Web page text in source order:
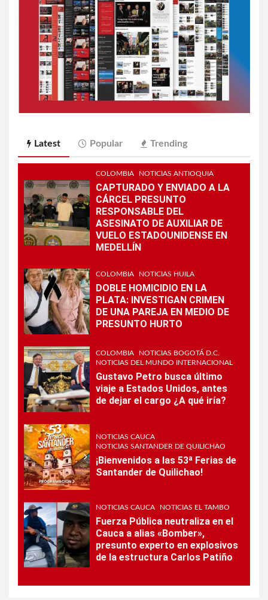
Latest Popular Trending
COLOMBIA NOTICIAS ANTIOQUIA
CAPTURADO Y ENVIADO A LA
CÁRCEL PRESUNTO
RESPONSABLE DEL
ASESINATO DE AUXILIAR DE
VUELO ESTADOUNIDENSE EN
MEDELLÍN
COLOMBIA NOTICIAS HUILA
DOBLE HOMICIDIO EN LA
PLATA: INVESTIGAN CRIMEN
DE UNA PAREJA EN MEDIO DE
PRESUNTO HURTO
COLOMBIA
NOTICIAS BOGOTÁ D.C.
NOTICIAS DEL MUNDO INTERNACIONAL
Gustavo Petro busca último
viaje a Estados Unidos, antes
de dejar el cargo ¿A qué iría?
NOTICIAS CAUCA
NOTICIAS SANTANDER DE QUILICHAO
¡Bienvenidos a las 53ª Ferias de
Santander de Quilichao!
NOTICIAS CAUCA NOTICIAS EL TAMBO
Fuerza Pública neutraliza en el
Cauca a alias «Bomber»,
presunto experto en explosivos
de la estructura Carlos Patiño